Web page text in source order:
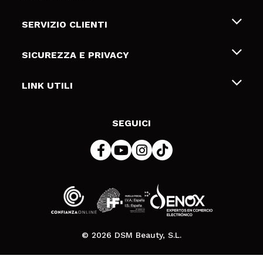
Chi siamo
Gift Cards
SERVIZIO CLIENTI
Spedizioni & Resi
Metodi di pagamamento
SICUREZZA E PRIVACY
Termini e condizioni
LINK UTILI
SEGUICI
© 2026 DSM Beauty, S.L.